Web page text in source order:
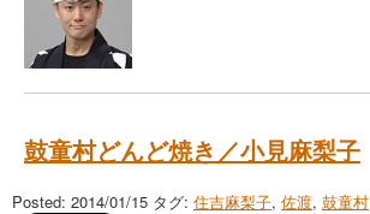
鼓童村どんど焼き／小見麻梨子
Posted: 2014/01/15 タグ: 住吉麻梨子, 佐渡, 鼓童村